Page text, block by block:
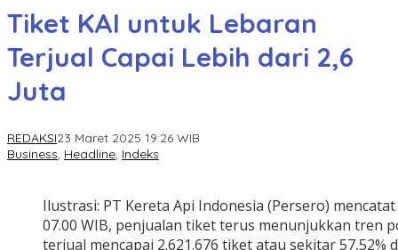
Tiket KAI untuk Lebaran
Terjual Capai Lebih dari 2,6
Juta
REDAKSI23 Maret 2025 19:26 WIB
Business, Headline, Indeks
Ilustrasi: PT Kereta Api Indonesia (Persero)
07.00 WIB, penjualan tiket terus menunjukkan tren
terjual mencapai 2.621.676 tiket atau sekitar 57,52%